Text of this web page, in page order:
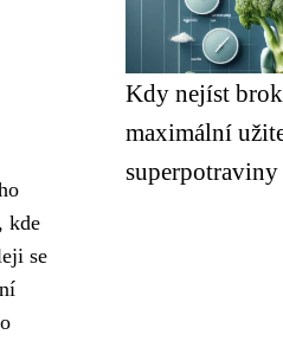
kde
se
Kdy nejíst
maximální
superpotraviny